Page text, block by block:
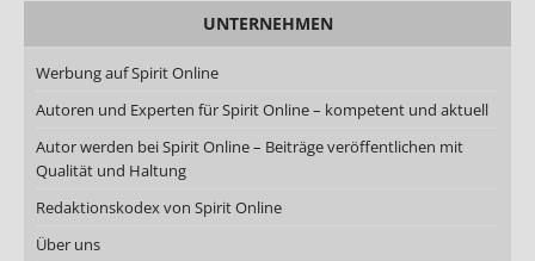
UNTERNEHMEN
Werbung auf Spirit Online
Autoren und Experten für Spirit Online – kompetent und aktuell
Autor werden bei Spirit Online – Beiträge veröffentlichen mit
Qualität und Haltung
Redaktionskodex von Spirit Online
Über uns